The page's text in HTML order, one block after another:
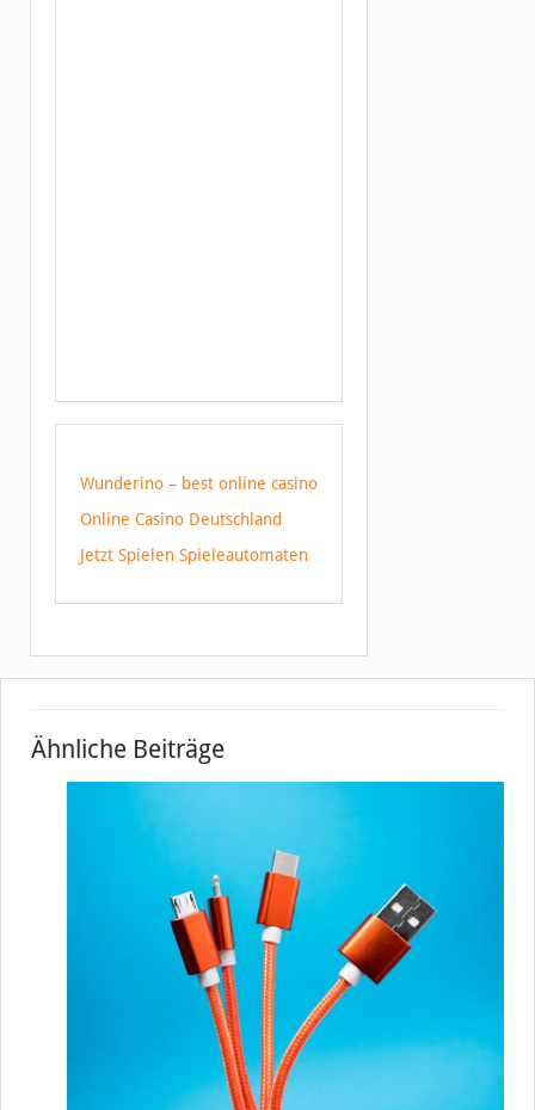
Wunderino – best online casino
Online Casino Deutschland
Jetzt Spielen Spieleautomaten
Ähnliche Beiträge